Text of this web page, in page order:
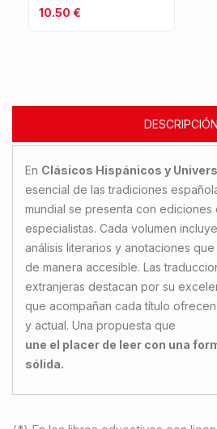
10.50 €
DESCRIPCIÓN
En Clásicos Hispánicos y
esencial de las tradiciones
mundial se presenta con
especialistas. Cada volumen
análisis literarios y anotaciones
de manera accesible. Las
extranjeras destacan por su
que acompañan cada título
y actual. Una propuesta que
une el placer de leer con una
sólida.